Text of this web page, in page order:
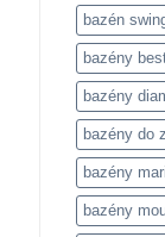
bazén
bazény
bazény
bazény do
bazény
bazény